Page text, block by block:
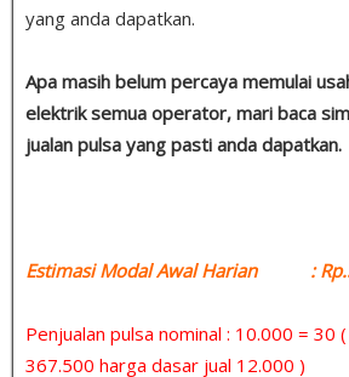
yang anda dapatkan.
Apa masih belum percaya memulai
elektrik semua operator, mari baca
jualan pulsa yang pasti anda dapatkan.
Estimasi Modal Awal Harian :
Penjualan pulsa nominal : 10.000 = 30
367.500 harga dasar jual 12.000 )